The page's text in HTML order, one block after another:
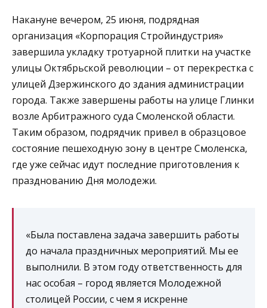
Накануне вечером, 25 июня, подрядная
организация «Корпорация Стройиндустрия»
завершила укладку тротуарной плитки на участке
улицы Октябрьской революции – от перекрестка с
улицей Дзержинского до здания администрации
города. Также завершены работы на улице Глинки
возле Арбитражного суда Смоленской области.
Таким образом, подрядчик привел в образцовое
состояние пешеходную зону в центре Смоленска,
где уже сейчас идут последние приготовления к
празднованию Дня молодежи.
«Была поставлена задача завершить работы
до начала праздничных мероприятий. Мы ее
выполнили. В этом году ответственность для
нас особая – город является Молодежной
столицей России, с чем я искренне